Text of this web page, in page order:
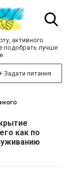
активного
подобрать лучше
Задати питання
как по